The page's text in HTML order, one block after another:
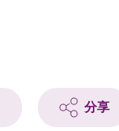
分享